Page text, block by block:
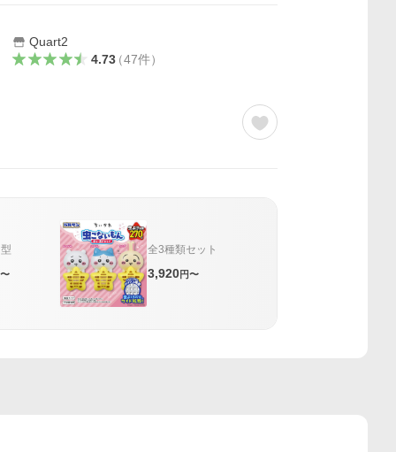
Quart2
4.73（47件）
全3種類セット
3,920円〜